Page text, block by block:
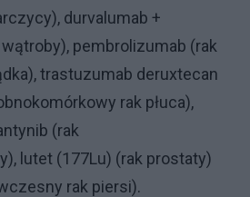
durvalumab +
pembrolizumab (rak
trastuzumab deruxtecan
rak płuca),
(rak
lutet (177Lu) (rak prostaty)
rak piersi).